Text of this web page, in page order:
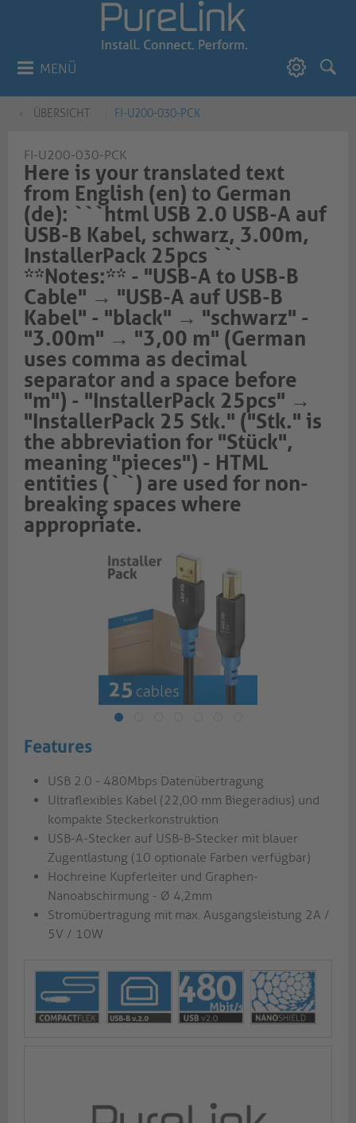
MENÜ
ÜBERSICHT FI-U200-030-PCK
FI-U200-030-PCK
Here is your translated text
from English (en) to German
(de): ```html USB 2.0 USB-A auf
USB-B Kabel, schwarz, 3.00m,
InstallerPack 25pcs ```
**Notes:** - "USB-A to USB-B
Cable" → "USB-A auf USB-B
Kabel" - "black" → "schwarz" -
"3.00m" → "3,00 m" (German
uses comma as decimal
separator and a space before
"m") - "InstallerPack 25pcs" →
"InstallerPack 25 Stk." ("Stk." is
the abbreviation for "Stück",
meaning "pieces") - HTML
entities (` `) are used for non-
breaking spaces where
appropriate.
Features
USB 2.0 - 480Mbps Datenübertragung
Ultraflexibles Kabel (22,00 mm Biegeradius) und
kompakte Steckerkonstruktion
USB-A-Stecker auf USB-B-Stecker mit blauer
Zugentlastung (10 optionale Farben verfügbar)
Hochreine Kupferleiter und Graphen-
Nanoabschirmung - Ø 4,2mm
Stromübertragung mit max. Ausgangsleistung 2A /
5V / 10W